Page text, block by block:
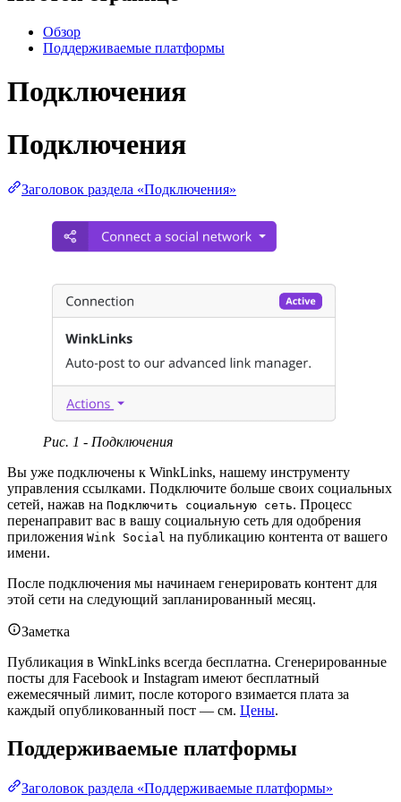
Обзор
Поддерживаемые платформы
Подключения
Подключения
Заголовок раздела «Подключения»
Рис. 1 - Подключения
Вы уже подключены к WinkLinks, нашему инструменту
управления ссылками. Подключите больше своих социальных
сетей, нажав на Подключить социальную сеть. Процесс
перенаправит вас в вашу социальную сеть для одобрения
приложения Wink Social на публикацию контента от вашего
имени.
После подключения мы начинаем генерировать контент для
этой сети на следующий запланированный месяц.
Заметка
Публикация в WinkLinks всегда бесплатна. Сгенерированные
посты для Facebook и Instagram имеют бесплатный
ежемесячный лимит, после которого взимается плата за
каждый опубликованный пост — см. Цены.
Поддерживаемые платформы
Заголовок раздела «Поддерживаемые платформы»